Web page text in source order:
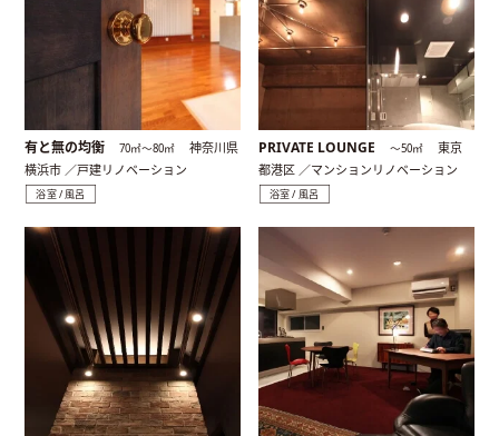
有と無の均衡 70㎡〜80㎡
神奈川県
横浜市 ／戸建リノベーション
浴室 / 風呂
PRIVATE LOUNGE 〜50㎡
東京
都港区 ／マンションリノベーション
浴室 / 風呂